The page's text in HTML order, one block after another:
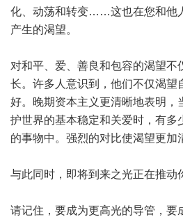
化、动荡和转变……这也在您和他
产生的渴望。
对和平、爱、善良和包容的渴望不
长。许多人意识到，他们不仅渴望
好。晚期资本主义更清晰地表明，
护世界的基本稳定和关爱时，有多
的事物中。强烈的对比使渴望更加
与此同时，即将到来之光正在推动
请记住，要成为更高光的导管，要